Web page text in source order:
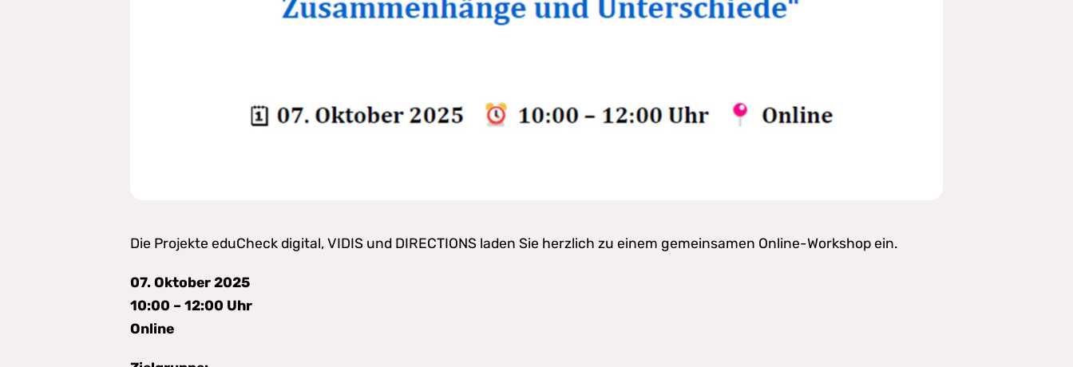
Die Projekte eduCheck digital, VIDIS und DIRECTIONS laden Sie herzlich zu einem gemeinsamen Online-Workshop ein.
07. Oktober 2025
10:00 – 12:00 Uhr
Online